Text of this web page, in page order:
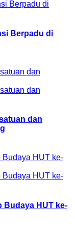
Berpadu di
dan
Budaya HUT ke-